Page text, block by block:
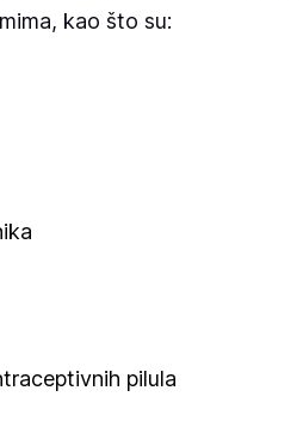
kao što su:
pilula